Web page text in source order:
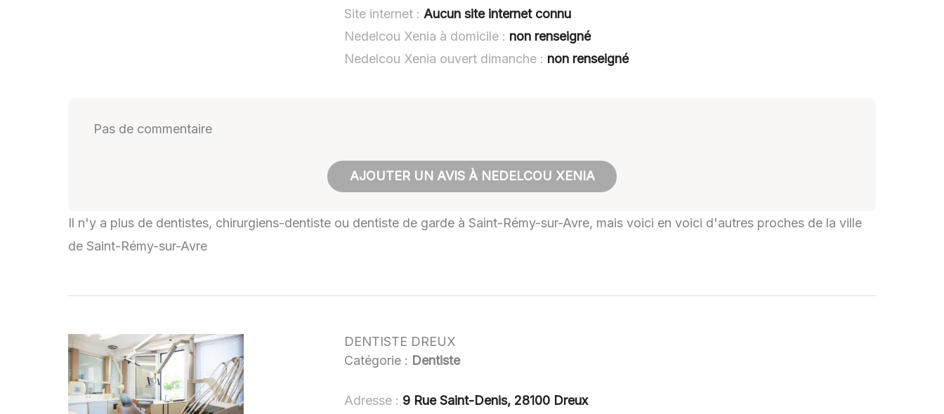
Site internet : Aucun site internet connu
Nedelcou Xenia à domicile : non renseigné
Nedelcou Xenia ouvert dimanche : non renseigné
Pas de commentaire
AJOUTER UN AVIS À NEDELCOU XENIA
Il n'y a plus de dentistes, chirurgiens-dentiste ou dentiste de garde à Saint-Rémy-sur-Avre, mais voici en voici d'autres proches de la ville
de Saint-Rémy-sur-Avre
DENTISTE DREUX
Catégorie : Dentiste
Adresse : 9 Rue Saint-Denis, 28100 Dreux